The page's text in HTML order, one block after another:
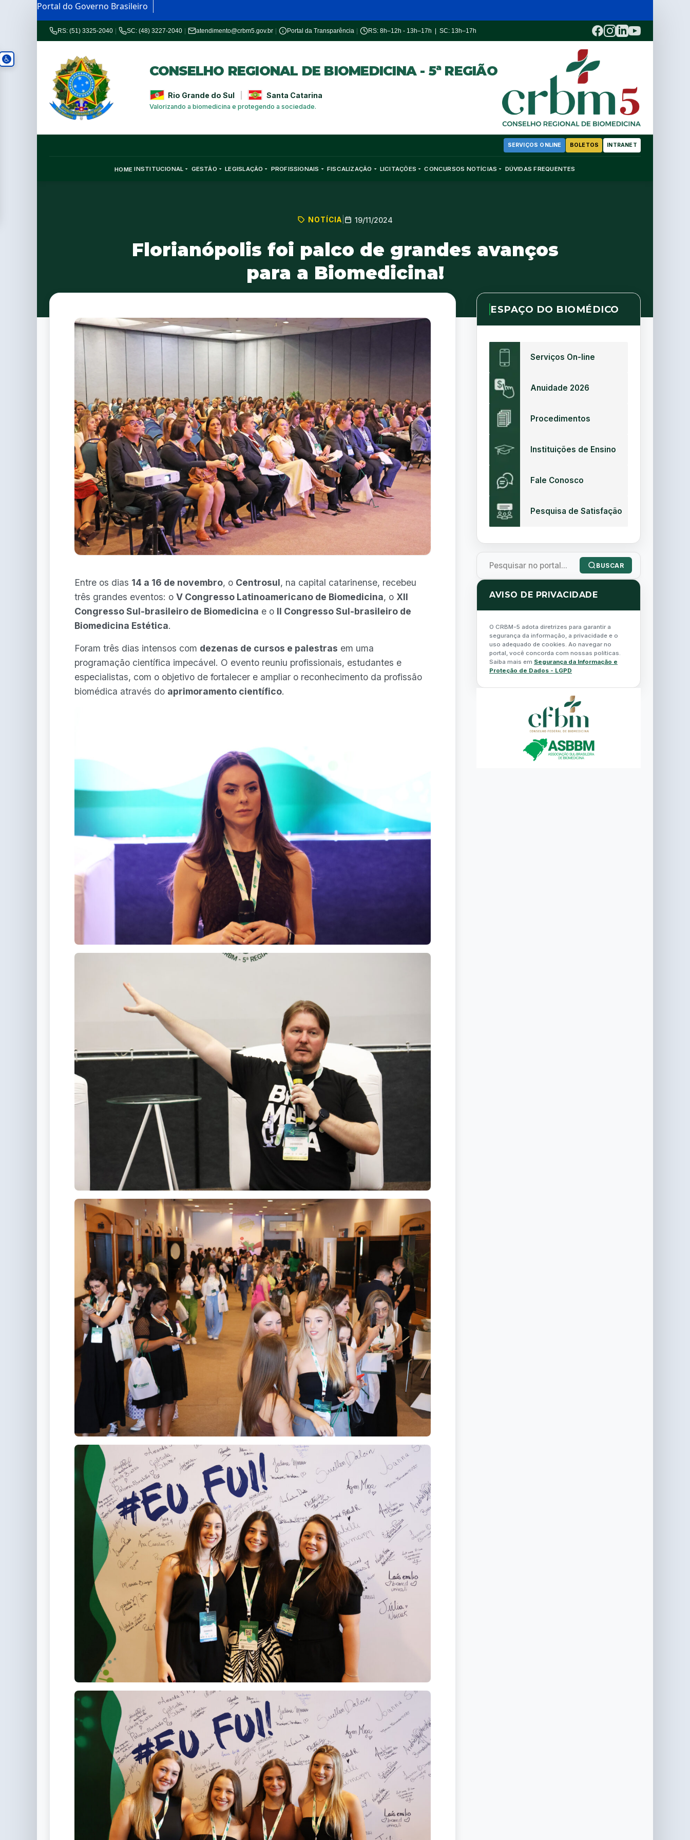
Portal do Governo Brasileiro
RS: (51) 3325-2040 | SC: (48) 3227-2040 | atendimento@crbm5.gov.br | Portal da Transparência | RS: 8h–12h - 13h–17h | SC: 13h–17h
CONSELHO REGIONAL DE BIOMEDICINA - 5ª REGIÃO
Rio Grande do Sul Santa Catarina
Valorizando a biomedicina e protegendo a sociedade.
SERVIÇOS ONLINE BOLETOS INTRANET
HOME INSTITUCIONAL GESTÃO LEGISLAÇÃO PROFISSIONAIS FISCALIZAÇÃO LICITAÇÕES CONCURSOS NOTÍCIAS DÚVIDAS FREQUENTES
NOTÍCIA 19/11/2024
Florianópolis foi palco de grandes avanços
para a Biomedicina!
Entre os dias 14 a 16 de novembro, o Centrosul, na capital catarinense, recebeu
três grandes eventos: o V Congresso Latinoamericano de Biomedicina, o XII
Congresso Sul-brasileiro de Biomedicina e o II Congresso Sul-brasileiro de
Biomedicina Estética.
Foram três dias intensos com dezenas de cursos e palestras em uma
programação científica impecável. O evento reuniu profissionais, estudantes e
especialistas, com o objetivo de fortalecer e ampliar o reconhecimento da profissão
biomédica através do aprimoramento científico.
ESPAÇO DO BIOMÉDICO
Serviços On-line
Anuidade 2026
Procedimentos
Instituições de Ensino
Fale Conosco
Pesquisa de Satisfação
BUSCAR
AVISO DE PRIVACIDADE
O CRBM-5 adota diretrizes para garantir a
segurança da informação, a privacidade e o
uso adequado de cookies. Ao navegar no
portal, você concorda com nossas políticas.
Saiba mais em Segurança da Informação e
Proteção de Dados - LGPD